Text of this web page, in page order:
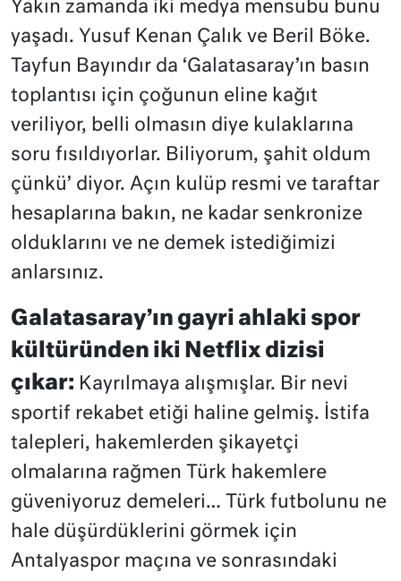
Yakın zamanda iki medya mensubu bunu
yaşadı. Yusuf Kenan Çalık ve Beril Böke.
Tayfun Bayındır da ‘Galatasaray’ın basın
toplantısı için çoğunun eline kağıt
veriliyor, belli olmasın diye kulaklarına
soru fısıldıyorlar. Biliyorum, şahit oldum
çünkü’ diyor. Açın kulüp resmi ve taraftar
hesaplarına bakın, ne kadar senkronize
olduklarını ve ne demek istediğimizi
anlarsınız.
Galatasaray’ın gayri ahlaki spor
kültüründen iki Netflix dizisi
çıkar: Kayrılmaya alışmışlar. Bir nevi
sportif rekabet etiği haline gelmiş. İstifa
talepleri, hakemlerden şikayetçi
olmalarına rağmen Türk hakemlere
güveniyoruz demeleri… Türk futbolunu ne
hale düşürdüklerini görmek için
Antalyaspor maçına ve sonrasındaki